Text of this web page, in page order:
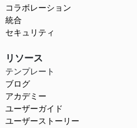
コラボレーション
統合
セキュリティ
リソース
テンプレート
ブログ
アカデミー
ユーザーガイド
ユーザーストーリー